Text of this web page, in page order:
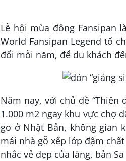
Lễ hội mùa đông Fansipan
World Fansipan Legend tổ
đổi mỗi năm, để du khách
Năm nay, với chủ đề
1.000 m2 ngay khu vực chợ
go ở Nhật Bản, không gian
mái nhà gỗ xếp lớp đậm
nhắc vẻ đẹp của làng, bản